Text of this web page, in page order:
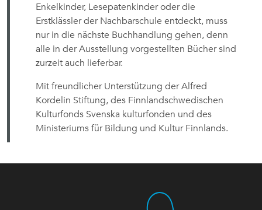
Enkelkinder, Lesepatenkinder oder die
Erstklässler der Nachbarschule entdeckt, muss
nur in die nächste Buchhandlung gehen, denn
alle in der Ausstellung vorgestellten Bücher sind
zurzeit auch lieferbar.
Mit freundlicher Unterstützung der Alfred
Kordelin Stiftung, des Finnlandschwedischen
Kulturfonds Svenska kulturfonden und des
Ministeriums für Bildung und Kultur Finnlands.